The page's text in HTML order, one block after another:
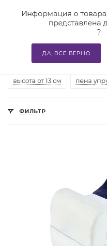
Информация о
представлена
?
ДА, ВСЕ ВЕРНО
Главная — Каталог —
Ортопедические
высота от 13 см пена
ФИЛЬТР